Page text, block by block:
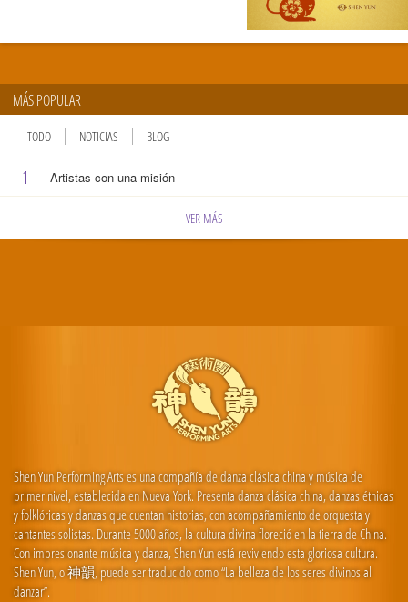
MÁS POPULAR
TODO NOTICIAS BLOG
1 Artistas con una misión
VER MÁS
Shen Yun Performing Arts es una compañía de danza clásica china y música de
primer nivel, establecida en Nueva York. Presenta danza clásica china, danzas étnicas
y folklóricas y danzas que cuentan historias, con acompañamiento de orquesta y
cantantes solistas. Durante 5000 años, la cultura divina floreció en la tierra de China.
Con impresionante música y danza, Shen Yun está reviviendo esta gloriosa cultura.
Shen Yun, o 神韻, puede ser traducido como “La belleza de los seres divinos al
danzar”.